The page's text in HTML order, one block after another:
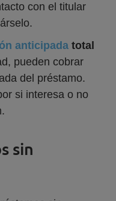
con el titular
anticipada total
pueden cobrar
del préstamo.
si interesa o no
sin